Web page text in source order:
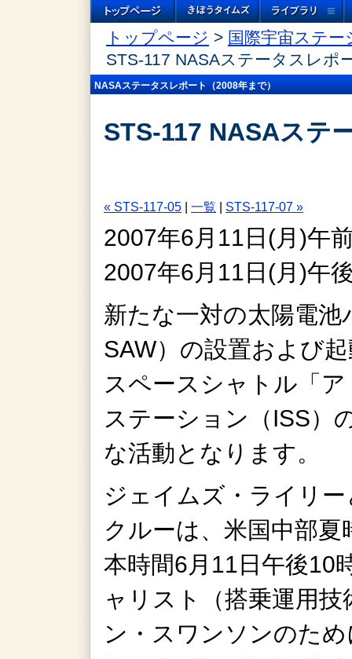
トップページ > 国際宇宙ステー
STS-117 NASAステータスレポ
NASAステータスレポート（2008年まで）
STS-117 NASAステ
« STS-117-05 一覧 STS-117-07 »
2007年6月11日(月)午
2007年6月11日(月)午
新たな一対の太陽電
SAW）の設置および
スペースシャトル「
ステーション（ISS）
な活動となります。
ジェイムズ・ライリ
クルーは、米国中部
本時間6月11日午後10
ャリスト（搭乗運用
ン・スワンソンのた